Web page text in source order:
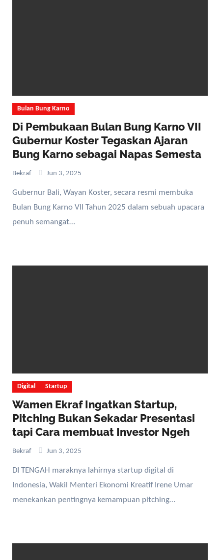
Bulan Bung Karno
Di Pembukaan Bulan Bung Karno VII
Gubernur Koster Tegaskan Ajaran
Bung Karno sebagai Napas Semesta
Bekraf Jun 3, 2025
Gubernur Bali, Wayan Koster, secara resmi membuka
Bulan Bung Karno VII Tahun 2025 dalam sebuah upacara
penuh semangat…
Digital Startup
Wamen Ekraf Ingatkan Startup,
Pitching Bukan Sekadar Presentasi
tapi Cara membuat Investor Ngeh
Bekraf Jun 3, 2025
DI TENGAH maraknya lahirnya startup digital di
Indonesia, Wakil Menteri Ekonomi Kreatif Irene Umar
menekankan pentingnya kemampuan pitching…